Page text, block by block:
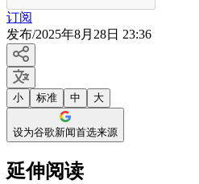
订阅
发布/2025年8月28日 23:36
小 标准 中 大
设为谷歌新闻首选来源
延伸阅读